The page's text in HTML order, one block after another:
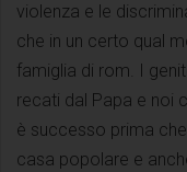
violenza e le
che in un certo qual
famiglia di rom. I
recati dal Papa e noi
è successo prima
casa popolare e